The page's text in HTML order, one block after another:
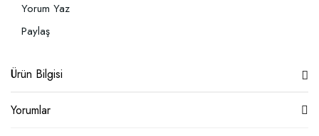
Yorum Yaz
Paylaş
Ürün Bilgisi
Yorumlar